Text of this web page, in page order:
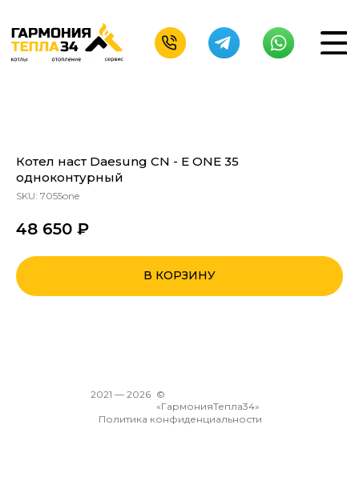
Котел наст Daesung CN - E ONE 35
одноконтурный
SKU: 7055one
48 650 ₽
В КОРЗИНУ
Политика конфиденциальности
©
«ГармонияТепла34»
2026
2021 —